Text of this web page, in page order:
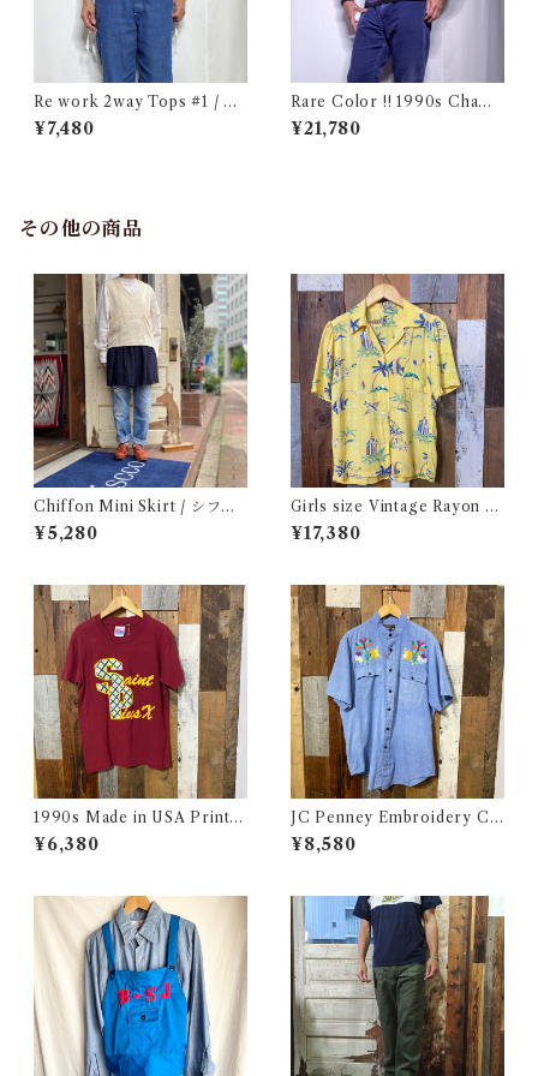
Re work 2way Tops #1 / リ
ワーク 2way トップス 古着
¥7,480
Rare Color !! 1990s Champ
ion Reverse Weave Charco
al Gray Size M / チャンピオ
¥21,780
その他の商品
Chiffon Mini Skirt / シフォ
ン ミニ スカート 古着
¥5,280
Girls size Vintage Rayon H
awaiian Shirt / ガールズ サイ
ズ ヴィンテージ レーヨン ハワ
¥17,380
1990s Made in USA Print T
ee / 90年代 アメリカ製 プリ
ント Tシャツ 古着
¥6,380
JC Penney Embroidery Ch
ambray Shirt / ジェイシーペ
ニー 刺繍入り シャンブレー シ
¥8,580